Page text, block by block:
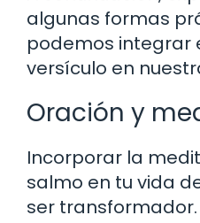
algunas formas
podemos integrar
versículo en
Oración y
Incorporar la
salmo en tu vida
ser transformador.